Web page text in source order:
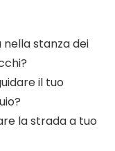
stanza dei
il tuo
la strada a tuo